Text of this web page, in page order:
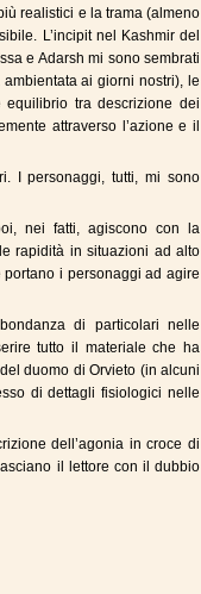
realistici e la trama (almeno
L’incipit nel Kashmir del
e Adarsh mi sono sembrati
ai giorni nostri), le
tra descrizione dei
attraverso l’azione e il
I personaggi, tutti, mi sono
nei fatti, agiscono con la
rapidità in situazioni ad alto
i personaggi ad agire
di particolari nelle
tutto il materiale che ha
duomo di Orvieto (in alcuni
di dettagli fisiologici nelle
dell’agonia in croce di
il lettore con il dubbio